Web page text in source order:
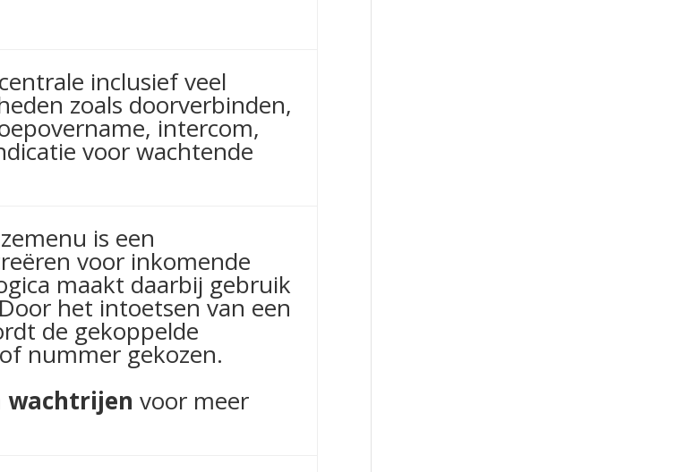
inclusief veel
zoals doorverbinden,
intercom,
voor wachtende
is een
voor inkomende
maakt daarbij gebruik
het intoetsen van een
de gekoppelde
nummer gekozen.
wachtrijen voor meer